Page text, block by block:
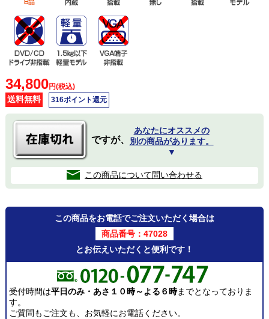
34,800円(税込)
送料無料 316ポイント還元
ですが、
あなたにオススメの
別の商品があります。
▼
この商品について問い合わせる
この商品をお電話でご注文いただく場合は
商品番号：47028
とお伝えいただくと便利です！
受付時間は平日のみ・あさ１０時～よる６時までとなっておりま
す。
ご質問もご注文も、お気軽にお電話ください。